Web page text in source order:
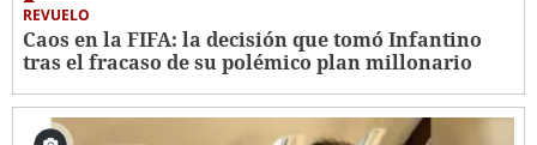
REVUELO
Caos en la FIFA: la decisión que tomó Infantino
tras el fracaso de su polémico plan millonario